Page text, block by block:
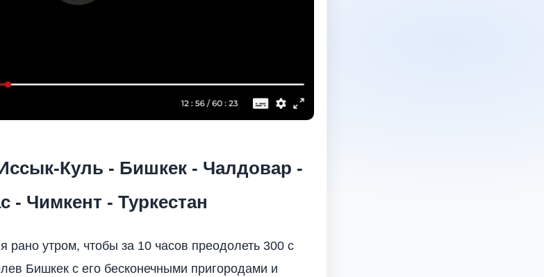
Куль - Бишкек - Чалдовар -
- Чимкент - Туркестан
рано утром, чтобы за 10 часов преодолеть 300 с
Бишкек с его бесконечными пригородами и